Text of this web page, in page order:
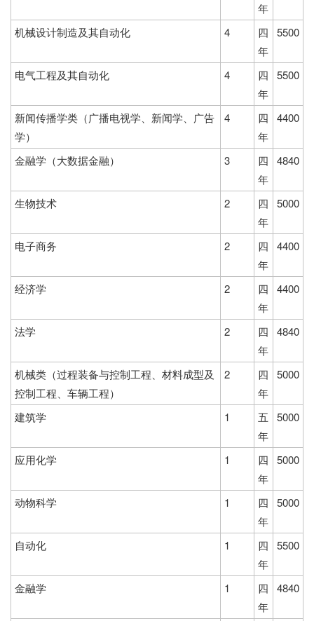
年
机械设计制造及其自动化 4
四
年
5500
电气工程及其自动化 4
四
年
5500
新闻传播学类（广播电视学、新闻学、广告
学）
4
四
年
4400
金融学（大数据金融） 3
四
年
4840
生物技术 2
四
年
5000
电子商务 2
四
年
4400
经济学 2
四
年
4400
法学 2
四
年
4840
机械类（过程装备与控制工程、材料成型及
控制工程、车辆工程）
2
四
年
5000
建筑学 1
五
年
5000
应用化学 1
四
年
5000
动物科学 1
四
年
5000
自动化 1
四
年
5500
金融学 1
四
年
4840